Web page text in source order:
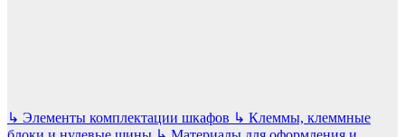
↳ Элементы комплектации шкафов ↳ Клеммы, клеммные